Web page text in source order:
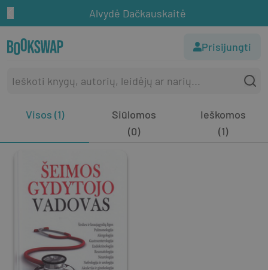
Alvydė Dačkauskaitė
Prisijungti
Visos (1)
Siūlomos
(0)
Ieškomos
(1)